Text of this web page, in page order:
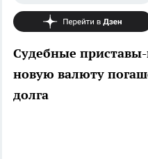
Судебные
новую валюту
долга